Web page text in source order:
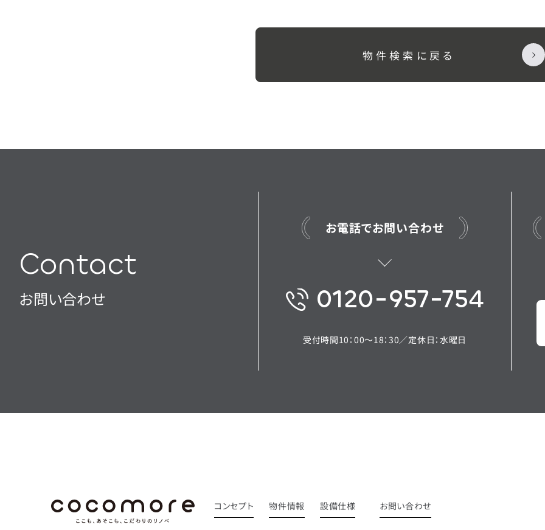
物件検索に戻る
Contact
お問い合わせ
お電話でお問い合わせ
0120-957-754
受付時間10：00〜18：30／定休日：水曜日
コンセプト 物件情報 設備仕様 お問い合わせ